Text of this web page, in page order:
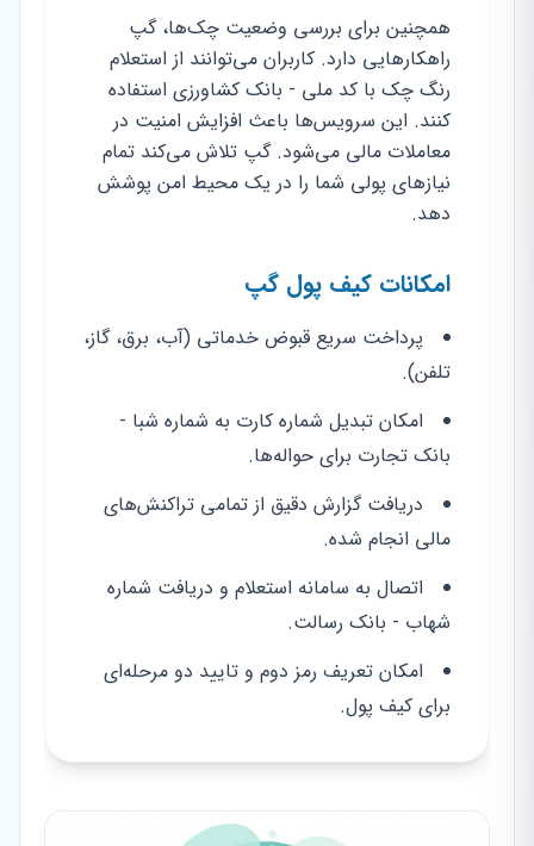
همچنین برای بررسی وضعیت چک‌ها، گپ
راهکارهایی دارد. کاربران می‌توانند از استعلام
رنگ چک با کد ملی - بانک کشاورزی استفاده
کنند. این سرویس‌ها باعث افزایش امنیت در
معاملات مالی می‌شود. گپ تلاش می‌کند تمام
نیازهای پولی شما را در یک محیط امن پوشش
دهد.
امکانات کیف پول گپ
پرداخت سریع قبوض خدماتی (آب، برق، گاز،
تلفن).
امکان تبدیل شماره کارت به شماره شبا -
بانک تجارت برای حواله‌ها.
دریافت گزارش دقیق از تمامی تراکنش‌های
مالی انجام شده.
اتصال به سامانه استعلام و دریافت شماره
شهاب - بانک رسالت.
امکان تعریف رمز دوم و تایید دو مرحله‌ای
برای کیف پول.